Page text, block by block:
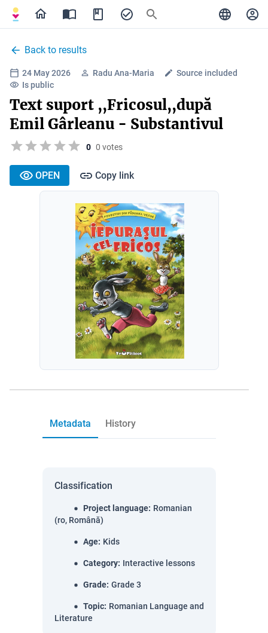
Back to results
24 May 2026 Radu Ana-Maria
Source included
Is public
Text suport ,,Fricosul,,după
Emil Gârleanu - Substantivul
0 0 votes
OPEN Copy link
Metadata History
Classification
Project language: Romanian
(ro, Română)
Age: Kids
Category: Interactive lessons
Grade: Grade 3
Topic: Romanian Language and
Literature